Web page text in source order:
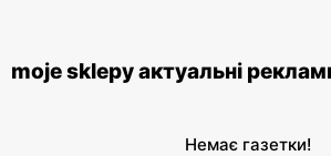
moje sklepy актуальні
Немає газетки!